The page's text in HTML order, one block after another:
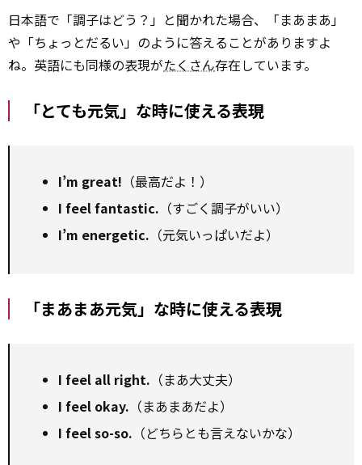
日本語で「調子はどう？」と聞かれた場合、「まあまあ」
や「ちょっとだるい」のように答えることがありますよ
ね。英語にも同様の表現がたくさん存在しています。
「とても元気」な時に使える表現
I’m great! （最高だよ！）
I feel fantastic. （すごく調子がいい）
I’m energetic. （元気いっぱいだよ）
「まあまあ元気」な時に使える表現
I feel all right. （まあ大丈夫）
I feel okay. （まあまあだよ）
I feel so-so. （どちらとも言えないかな）